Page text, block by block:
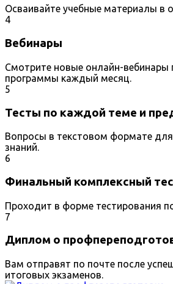
Осваивайте учебные материалы в
4
Вебинары
Смотрите новые онлайн-вебинары
программы каждый месяц.
5
Тесты по каждой теме и
Вопросы в текстовом формате для
знаний.
6
Финальный комплексный
Проходит в форме тестирования
7
Диплом о
Вам отправят по почте после
итоговых экзаменов.